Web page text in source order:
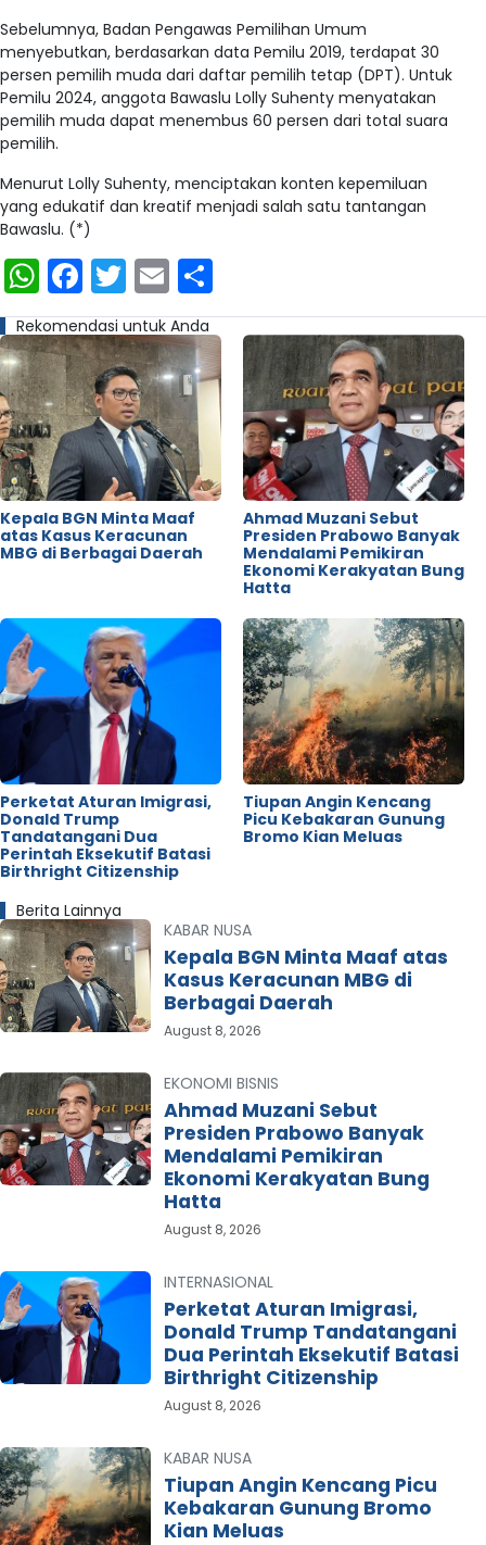
Sebelumnya, Badan Pengawas Pemilihan Umum
menyebutkan, berdasarkan data Pemilu 2019, terdapat 30
persen pemilih muda dari daftar pemilih tetap (DPT). Untuk
Pemilu 2024, anggota Bawaslu Lolly Suhenty menyatakan
pemilih muda dapat menembus 60 persen dari total suara
pemilih.
Menurut Lolly Suhenty, menciptakan konten kepemiluan
yang edukatif dan kreatif menjadi salah satu tantangan
Bawaslu. (*)
WhatsApp
Facebook
Twitter
Email
Rekomendasi untuk Anda
Kepala BGN Minta Maaf
atas Kasus Keracunan
MBG di Berbagai Daerah
Ahmad Muzani Sebut
Presiden Prabowo Banyak
Mendalami Pemikiran
Ekonomi Kerakyatan Bung
Hatta
Perketat Aturan Imigrasi,
Donald Trump
Tandatangani Dua
Perintah Eksekutif Batasi
Birthright Citizenship
Tiupan Angin Kencang
Picu Kebakaran Gunung
Bromo Kian Meluas
Berita Lainnya
KABAR NUSA
Kepala BGN Minta Maaf atas
Kasus Keracunan MBG di
Berbagai Daerah
August 8, 2026
EKONOMI BISNIS
Ahmad Muzani Sebut
Presiden Prabowo Banyak
Mendalami Pemikiran
Ekonomi Kerakyatan Bung
Hatta
August 8, 2026
INTERNASIONAL
Perketat Aturan Imigrasi,
Donald Trump Tandatangani
Dua Perintah Eksekutif Batasi
Birthright Citizenship
August 8, 2026
KABAR NUSA
Tiupan Angin Kencang Picu
Kebakaran Gunung Bromo
Kian Meluas